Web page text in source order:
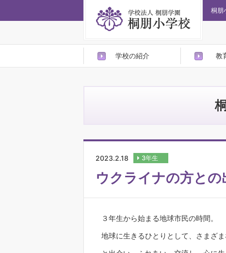
桐朋
学校の紹介 教
2023.2.18 3年生
ウクライナの方と
３年生から始まる地球市民の時間。
地球に生きるひとりとして、さまざ